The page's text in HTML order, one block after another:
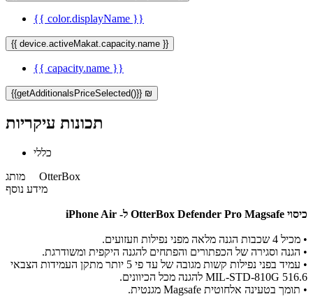
{{ color.displayName }}
{{ device.activeMakat.capacity.name }}
{{ capacity.name }}
{{getAdditionalsPriceSelected()}} ₪
תכונות עיקריות
כללי
מותג OtterBox
מידע נוסף
כיסוי OtterBox Defender Pro Magsafe ל- iPhone Air
• מכיל 4 שכבות הגנה מלאה מפני נפילות וזעזועים.
• הגנה וסגירה של הכפתורים והפתחים להגנה היקפית ומשודרגת.
•
עמיד בפני נפילות קשות מגובה של עד פי 5 יותר מתקן העמידות הצבאי
MIL-STD-810G 516.6 להגנה מכל הכיוונים.
• תומך בטעינה אלחוטית Magsafe מגנטית.